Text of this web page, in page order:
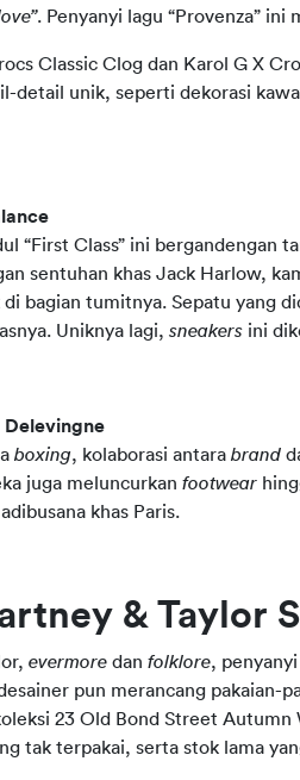
. Penyanyi lagu “Provenza” ini
Classic Clog dan Karol G X
detail unik, seperti dekorasi
“First Class” ini bergandengan
sentuhan khas Jack Harlow,
bagian tumitnya. Sepatu yang
Uniknya lagi, sneakers ini
Delevingne
boxing, kolaborasi antara brand
juga meluncurkan footwear
khas Paris.
& Taylor
evermore dan folklore,
pun merancang pakaian-
23 Old Bond Street
tak terpakai, serta stok lama